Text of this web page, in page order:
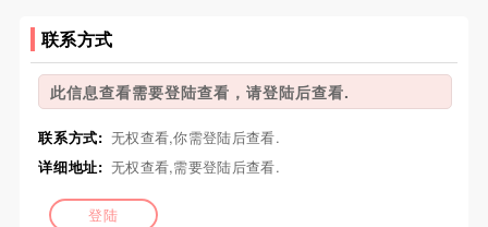
联系方式
此信息查看需要登陆查看，请登陆后查看.
联系方式: 无权查看,你需登陆后查看.
详细地址: 无权查看,需要登陆后查看.
登陆